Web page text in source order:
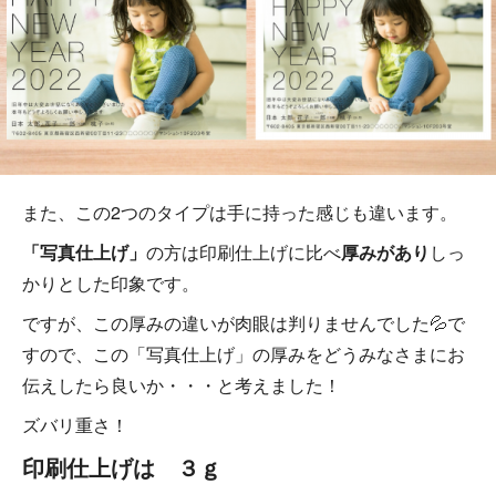
また、この2つのタイプは手に持った感じも違います。
「写真仕上げ」 の方は印刷仕上げに比べ厚みがあり しっ
かりとした印象です。
ですが、この厚みの違いが肉眼は判りませんでした💦で
すので、この「写真仕上げ」の厚みをどうみなさまにお
伝えしたら良いか・・・と考えました！
ズバリ重さ！
印刷仕上げは ３ｇ